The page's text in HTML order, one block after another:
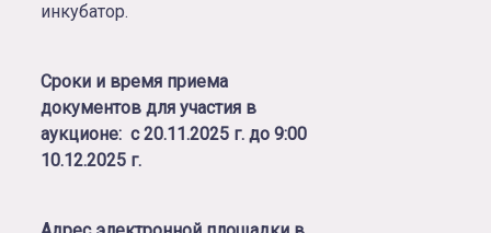
инкубатор.
Сроки и время приема
документов для участия в
аукционе: с 20.11.2025 г. до 9:00
10.12.2025 г.